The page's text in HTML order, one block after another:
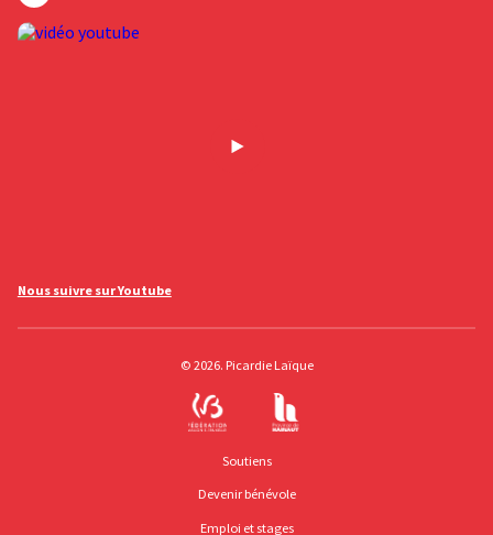
Nous suivre sur Youtube
© 2026. Picardie Laïque
Soutiens
Devenir bénévole
Emploi et stages